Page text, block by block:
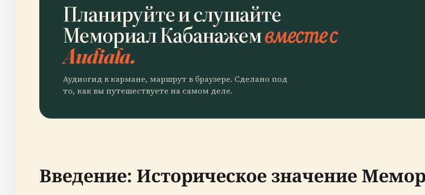
Планируйте и слушайте
Мемориал Кабанажемвместе с
Audiala.
Аудиогид в кармане, маршрут в браузере. Сделано под
то, как вы путешествуете на самом деле.
Введение: Историческое значение